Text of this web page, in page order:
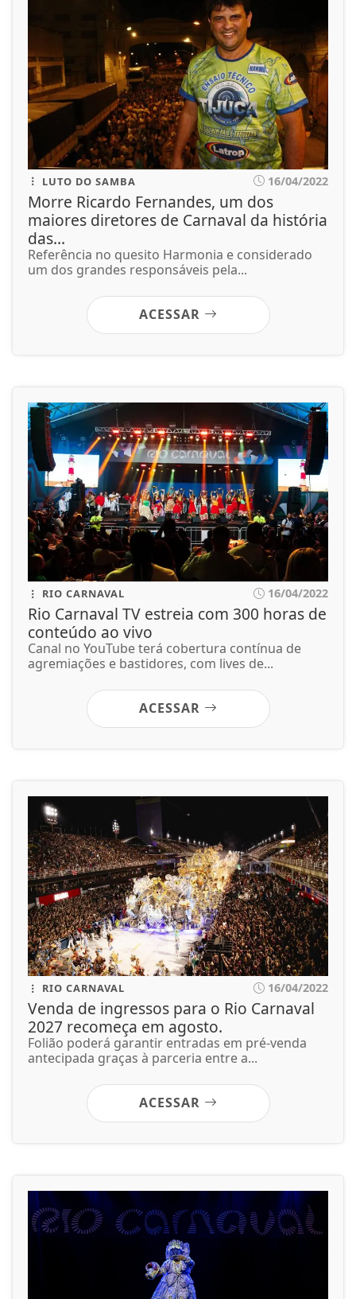
LUTO DO SAMBA 16/04/2022
Morre Ricardo Fernandes, um dos
maiores diretores de Carnaval da história
das...
Referência no quesito Harmonia e considerado
um dos grandes responsáveis pela...
ACESSAR
RIO CARNAVAL 16/04/2022
Rio Carnaval TV estreia com 300 horas de
conteúdo ao vivo
Canal no YouTube terá cobertura contínua de
agremiações e bastidores, com lives de...
ACESSAR
RIO CARNAVAL 16/04/2022
Venda de ingressos para o Rio Carnaval
2027 recomeça em agosto.
Folião poderá garantir entradas em pré-venda
antecipada graças à parceria entre a...
ACESSAR